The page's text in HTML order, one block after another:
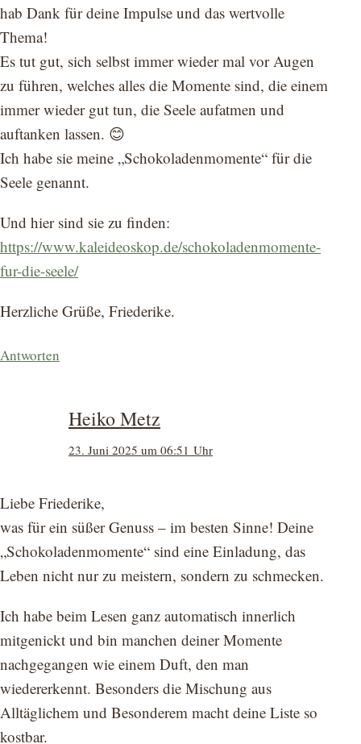
hab Dank für deine Impulse und das wertvolle
Thema!
Es tut gut, sich selbst immer wieder mal vor Augen
zu führen, welches alles die Momente sind, die einem
immer wieder gut tun, die Seele aufatmen und
auftanken lassen. 😊
Ich habe sie meine „Schokoladenmomente“ für die
Seele genannt.
Und hier sind sie zu finden:
https://www.kaleideoskop.de/schokoladenmomente-
fur-die-seele/
Herzliche Grüße, Friederike.
Antworten
Heiko Metz
23. Juni 2025 um 06:51 Uhr
Liebe Friederike,
was für ein süßer Genuss – im besten Sinne! Deine
„Schokoladenmomente“ sind eine Einladung, das
Leben nicht nur zu meistern, sondern zu schmecken.
Ich habe beim Lesen ganz automatisch innerlich
mitgenickt und bin manchen deiner Momente
nachgegangen wie einem Duft, den man
wiedererkennt. Besonders die Mischung aus
Alltäglichem und Besonderem macht deine Liste so
kostbar.